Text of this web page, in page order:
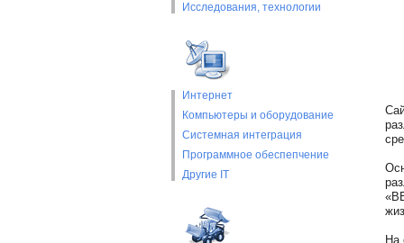
Исследования, технологии
Интернет
Компьютеры и оборудование
Системная интеграция
Программное обеспепчение
Другие IT
На